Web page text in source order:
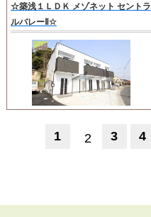
☆築浅１ＬＤＫ メゾネット セントラ
ルバレーⅡ☆
1 2 3 4